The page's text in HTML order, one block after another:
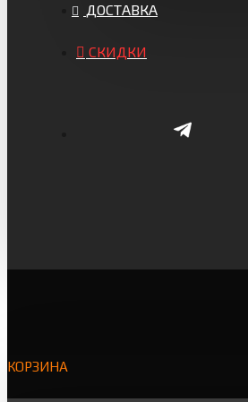
ДОСТАВКА
СКИДКИ
КОРЗИНА